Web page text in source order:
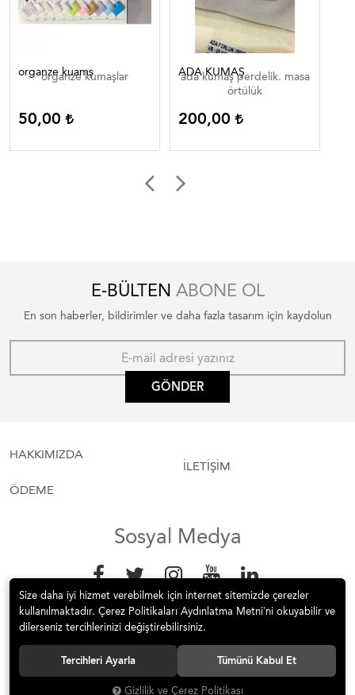
organze kuamş
organze kumaşlar
50,00
ADA KUMAŞ
ada kumaş perdelik. masa
örtülük
200,00
E-BÜLTEN ABONE OL
En son haberler, bildirimler ve daha fazla tasarım için kaydolun
GÖNDER
HAKKIMIZDA
ÖDEME
İLETİŞİM
Sosyal Medya
© 2017 La Dantela Ev Tekstili Tüm hakları saklıdır.
Size daha iyi hizmet verebilmek için internet sitemizde çerezler
kullanılmaktadır. Çerez Politikaları Aydınlatma Metni’ni okuyabilir ve
dilerseniz tercihlerinizi değiştirebilirsiniz.
Tercihleri Ayarla Tümünü Kabul Et
Gizlilik ve Çerez Politikası